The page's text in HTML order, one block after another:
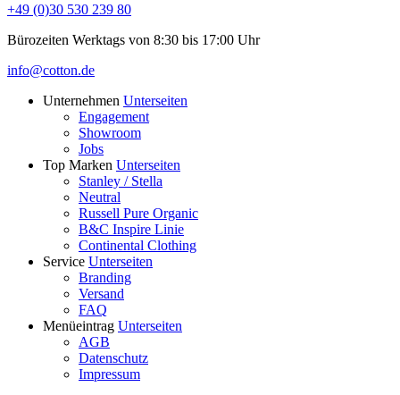
+49 (0)30 530 239 80
Bürozeiten Werktags von 8:30 bis 17:00 Uhr
info@cotton.de
Unternehmen Unterseiten
Engagement
Showroom
Jobs
Top Marken Unterseiten
Stanley / Stella
Neutral
Russell Pure Organic
B&C Inspire Linie
Continental Clothing
Service Unterseiten
Branding
Versand
FAQ
Menüeintrag Unterseiten
AGB
Datenschutz
Impressum